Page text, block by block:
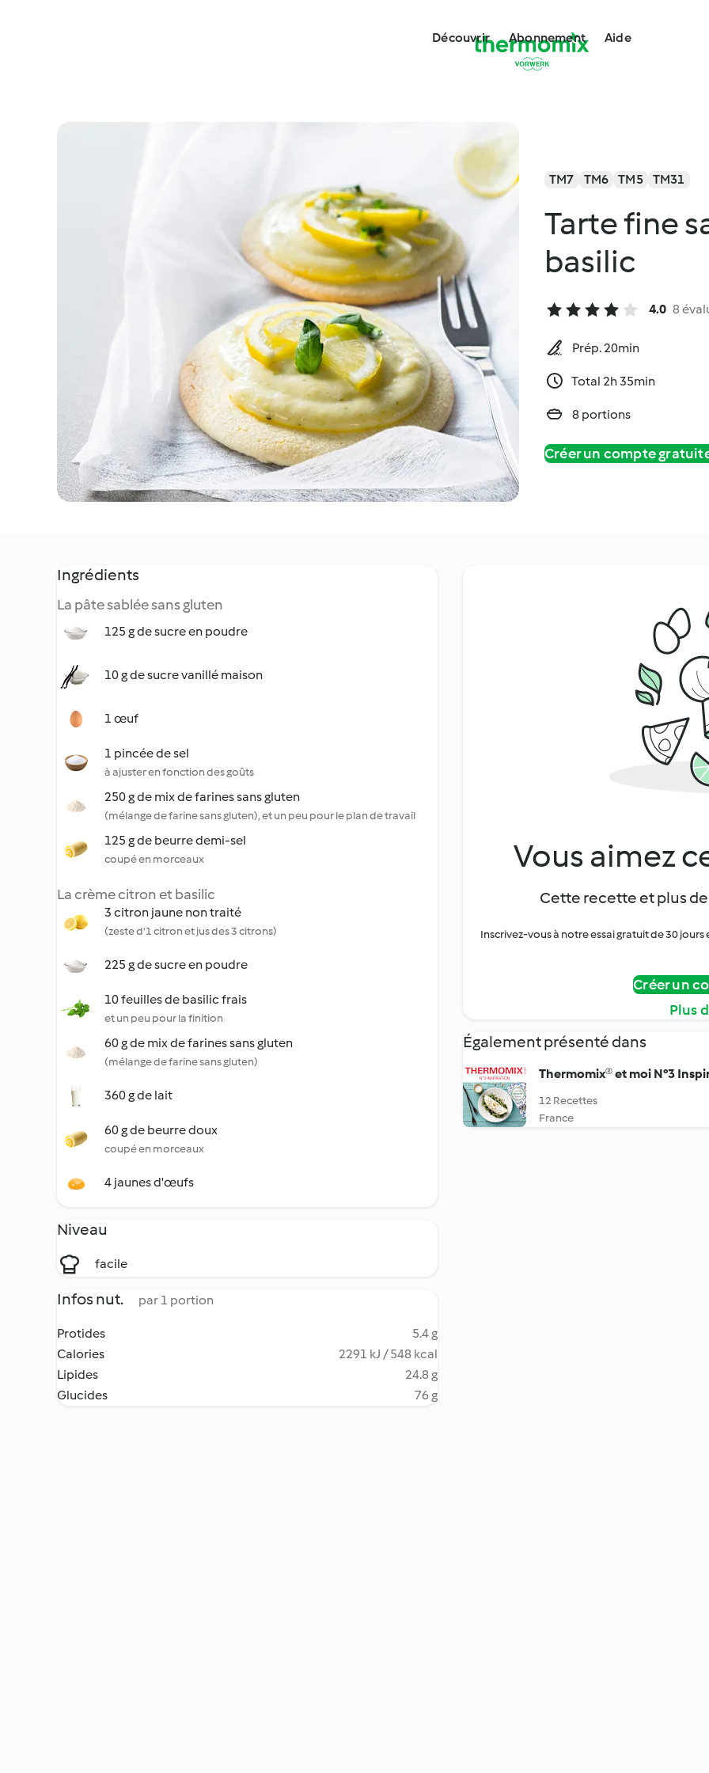
Découvrir Abonnement Aide
TM7 TM6 TM5 TM31
Tarte fine
basilic
4.0 8
Prép. 20min
Total 2h 35min
8 portions
Créer un compte
Ingrédients
La pâte sablée sans gluten
125 g de sucre en poudre
10 g de sucre vanillé maison
1 œuf
1 pincée de sel
à ajuster en fonction des goûts
250 g de mix de farines sans gluten
(mélange de farine sans gluten), et un peu pour le plan de travail
125 g de beurre demi-sel
coupé en morceaux
La crème citron et basilic
3 citron jaune non traité
(zeste d'1 citron et jus des 3 citrons)
225 g de sucre en poudre
10 feuilles de basilic frais
et un peu pour la finition
60 g de mix de farines sans gluten
(mélange de farine sans gluten)
360 g de lait
60 g de beurre doux
coupé en morceaux
4 jaunes d'œufs
Niveau
facile
Infos nut. par 1 portion
Protides
5.4 g
Calories
2291 kJ / 548 kcal
Lipides
24.8 g
Glucides
76 g
Vous aimez
Cette recette et plus
Inscrivez-vous à notre essai gratuit de 30
Créer un
Plus
Également présenté dans
Thermomix® et moi N°3
12 Recettes
France